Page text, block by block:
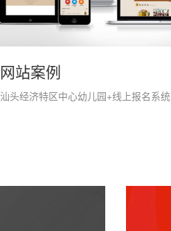
网站案例
汕头经济特区中心幼儿园+线上报名系统